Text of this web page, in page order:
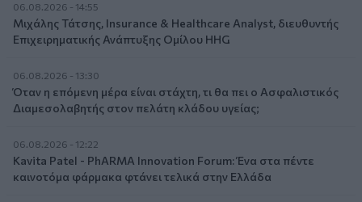
06.08.2026 - 14:55
Μιχάλης Τάτσης, Insurance & Healthcare Analyst, διευθυντής
Επιχειρηματικής Ανάπτυξης Ομίλου HHG
06.08.2026 - 13:30
Όταν η επόμενη μέρα είναι στάχτη, τι θα πει ο Ασφαλιστικός
Διαμεσολαβητής στον πελάτη κλάδου υγείας;
06.08.2026 - 12:22
Kavita Patel - PhARMA Innovation Forum: Ένα στα πέντε
καινοτόμα φάρμακα φτάνει τελικά στην Ελλάδα